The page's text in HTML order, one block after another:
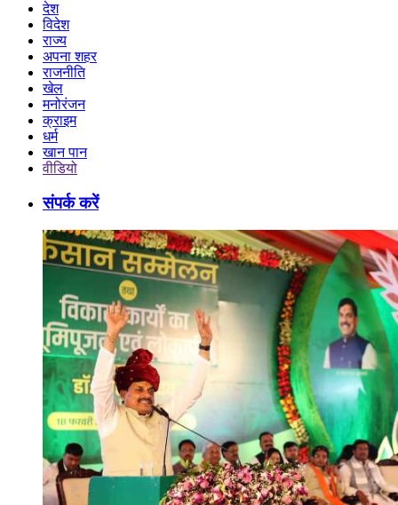
देश
विदेश
राज्य
अपना शहर
राजनीति
खेल
मनोरंजन
क्राइम
धर्म
खान पान
वीडियो
संपर्क करें